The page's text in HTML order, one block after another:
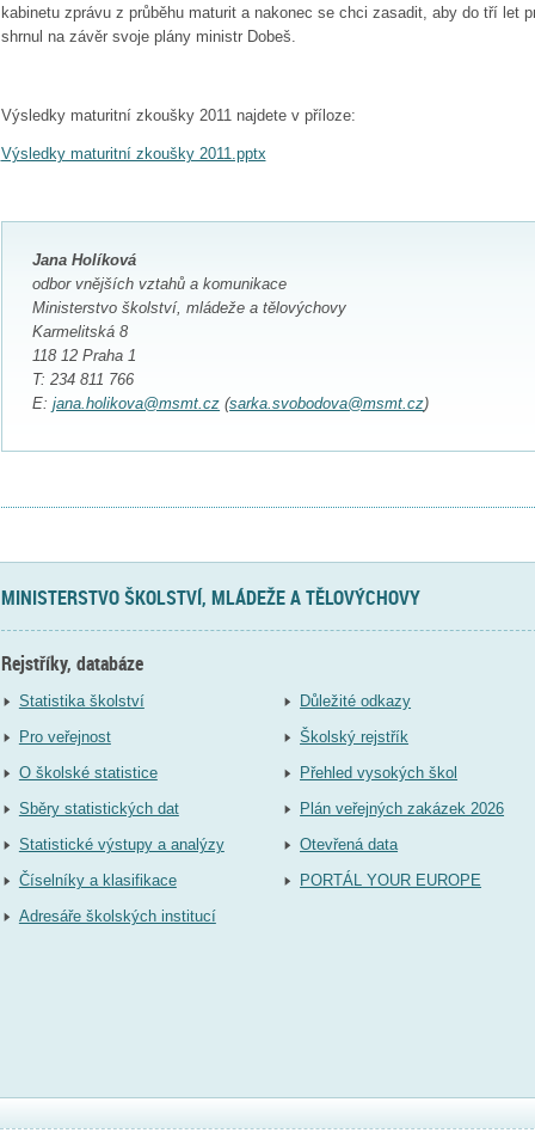
kabinetu zprávu z průběhu maturit a nakonec se chci zasadit, aby do tří let
shrnul na závěr svoje plány ministr Dobeš.
Výsledky maturitní zkoušky 2011 najdete v příloze:
Výsledky maturitní zkoušky 2011.pptx
Jana Holíková
odbor vnějších vztahů a komunikace
Ministerstvo školství, mládeže a tělovýchovy
Karmelitská 8
118 12 Praha 1
T: 234 811 766
E:jana.holikova@msmt.cz (sarka.svobodova@msmt.cz)
MINISTERSTVO ŠKOLSTVÍ, MLÁDEŽE A TĚLOVÝCHOVY
Rejstříky, databáze
Statistika školství
Pro veřejnost
O školské statistice
Sběry statistických dat
Statistické výstupy a analýzy
Číselníky a klasifikace
Adresáře školských institucí
Důležité odkazy
Školský rejstřík
Přehled vysokých škol
Plán veřejných zakázek 2026
Otevřená data
PORTÁL YOUR EUROPE